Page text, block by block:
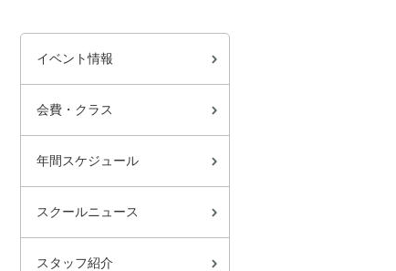
イベント情報
会費・クラス
年間スケジュール
スクールニュース
スタッフ紹介